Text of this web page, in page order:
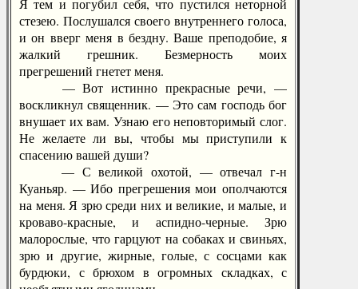
Я тем и погубил себя, что пустился неторной
стезею. Послушался своего внутреннего голоса,
и он вверг меня в бездну. Ваше преподобие, я
жалкий грешник. Безмерность моих
прегрешений гнетет меня.
— Вот истинно прекрасные речи, —
воскликнул священник. — Это сам господь бог
внушает их вам. Узнаю его неповторимый слог.
Не желаете ли вы, чтобы мы приступили к
спасению вашей души?
— С великой охотой, — отвечал г-н
Куаньяр. — Ибо прегрешения мои ополчаются
на меня. Я зрю среди них и великие, и малые, и
кроваво-красные, и аспидно-черные. Зрю
малорослые, что гарцуют на собаках и свиньях,
зрю и другие, жирные, голые, с сосцами как
бурдюки, с брюхом в огромных складках, с